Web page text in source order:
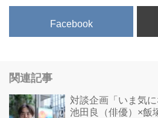
Facebook
関連記事
対談企画「いま気
池田良（俳優）×飯